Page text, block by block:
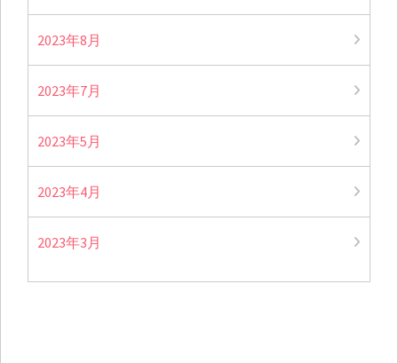
2023年8月
2023年7月
2023年5月
2023年4月
2023年3月